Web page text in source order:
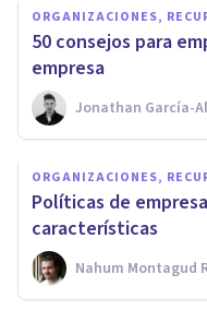
ORGANIZACIONES,
​50 consejos para
empresa
Jonathan García-
ORGANIZACIONES,
Políticas de
características
Nahum Montagud
ORGANIZACIONES,
qué es y
constituyen
Luis Martínez-